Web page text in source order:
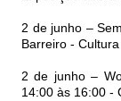
2 de junho –
Barreiro -
2 de junho –
14:00 às 16:00 -